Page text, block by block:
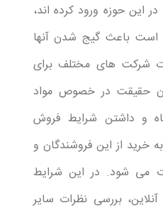
این حوزه ورود کرده اند،
باعث گیج شدن آنها
شرکت های مختلف برای
حقیقت در خصوص مواد
و داشتن شرایط فروش
خرید از این فروشندگان و
می شود. در این شرایط
بررسی نظرات سایر